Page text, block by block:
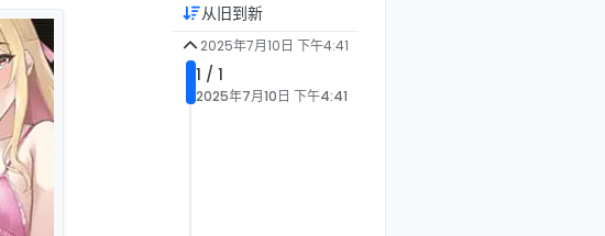
从旧到新
2025年7月10日 下午4:41
1 / 1
2025年7月10日 下午4:41